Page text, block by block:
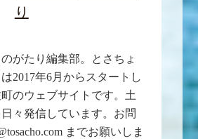
り
がたり編集部。とさちょ
2017年6月からスタートし
のウェブサイトです。土
々発信しています。お問
までお願いしま